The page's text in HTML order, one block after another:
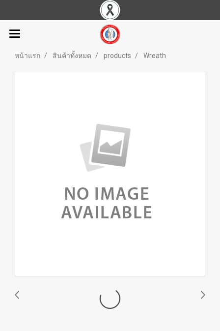
หน้าแรก สินค้าทั้งหมด products Wreath